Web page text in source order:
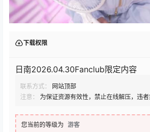
下载权限
日南2026.04.30Fanclub限定内容
联系方式：
网站顶部
注意：
为保证资源有效性，禁止在线解压，违
您当前的等级为 游客